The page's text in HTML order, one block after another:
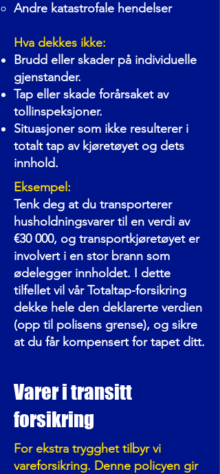
Andre katastrofale hendelser
Hva dekkes ikke:
Brudd eller skader på individuelle
gjenstander.
Tap eller skade forårsaket av
tollinspeksjoner.
Situasjoner som ikke resulterer i
totalt tap av kjøretøyet og dets
innhold.
Eksempel:
Tenk deg at du transporterer
husholdningsvarer til en verdi av
€30 000, og transportkjøretøyet er
involvert i en stor brann som
ødelegger innholdet. I dette
tilfellet vil vår Totaltap-forsikring
dekke hele den deklarerte verdien
(opp til polisens grense), og sikre
at du får kompensert for tapet ditt.
Varer i transitt
forsikring
For ekstra trygghet tilbyr vi
vareforsikring. Denne policyen gir